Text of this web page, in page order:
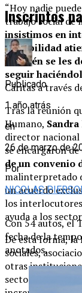
“Hoy nadie
trabajo social de
insistimos en
sensibilidad
también se les
seguir
Cáritas a través
Tras la reunión
Humano,
director nacional
se encargaron
de un convenio
malinterpretado
un acuerdo
los
ayuda a los
De esta forma,
sociales,
otras
sectores
Inscriptos
Publicado
1 año atrás
en
26 de marzo de
Por
NICOLAS
Con 54 autos, el
fecha de la
anotados.